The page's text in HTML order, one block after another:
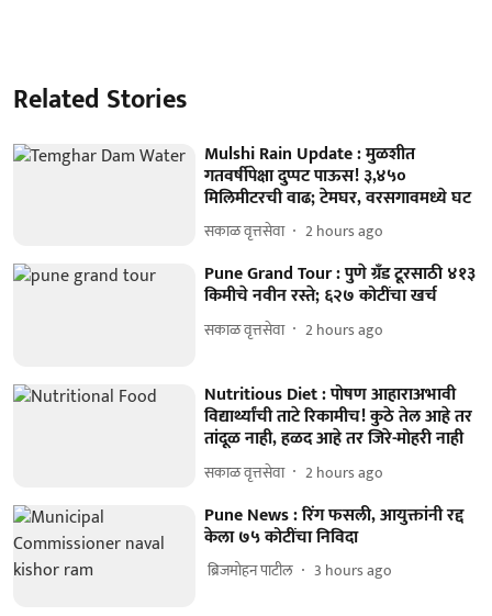
Related Stories
Mulshi Rain Update : मुळशीत
गतवर्षीपेक्षा दुप्पट पाऊस! ३,४५०
मिलिमीटरची वाढ; टेमघर, वरसगावमध्ये घट
सकाळ वृत्तसेवा 2 hours ago
Pune Grand Tour : पुणे ग्रँड टूरसाठी ४१३
किमीचे नवीन रस्ते; ६२७ कोटींचा खर्च
सकाळ वृत्तसेवा 2 hours ago
Nutritious Diet : पोषण आहाराअभावी
विद्यार्थ्यांची ताटे रिकामीच! कुठे तेल आहे तर
तांदूळ नाही, हळद आहे तर जिरे-मोहरी नाही
सकाळ वृत्तसेवा 2 hours ago
Pune News : रिंग फसली, आयुक्तांनी रद्द
केला ७५ कोटींचा निविदा
​ ब्रिजमोहन पाटील 3 hours ago